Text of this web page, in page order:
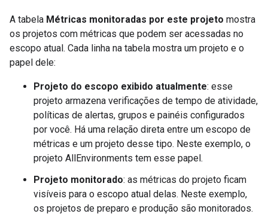
A tabela Métricas monitoradas por este projeto mostra
os projetos com métricas que podem ser acessadas no
escopo atual. Cada linha na tabela mostra um projeto e o
papel dele:
Projeto do escopo exibido atualmente: esse
projeto armazena verificações de tempo de atividade,
políticas de alertas, grupos e painéis configurados
por você. Há uma relação direta entre um escopo de
métricas e um projeto desse tipo. Neste exemplo, o
projeto AllEnvironments tem esse papel.
Projeto monitorado: as métricas do projeto ficam
visíveis para o escopo atual delas. Neste exemplo,
os projetos de preparo e produção são monitorados.